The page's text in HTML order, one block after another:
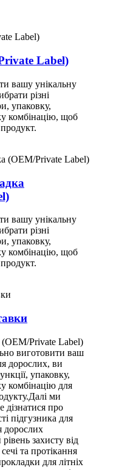
Label)
вашу унікальну
різні
упаковку,
комбінацію, щоб
вашу унікальну
різні
упаковку,
комбінацію, щоб
Private Label)
виготовити ваш
дорослих, ви
упаковку,
комбінацію для
ми
про
підгузника для
дорослих
захисту від
та протікання
для літніх